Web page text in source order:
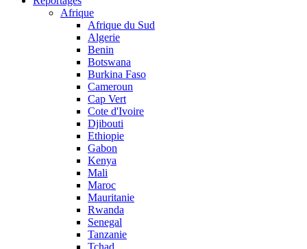
Afrique
Afrique du Sud
Algerie
Benin
Botswana
Burkina Faso
Cameroun
Cap Vert
Cote d'Ivoire
Djibouti
Ethiopie
Gabon
Kenya
Mali
Maroc
Mauritanie
Rwanda
Senegal
Tanzanie
Tchad